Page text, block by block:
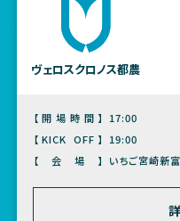
ヴェロスクロノス都農
【開場時間】
17:00
【KICK OFF】
19:00
【会場】
いちご宮崎新